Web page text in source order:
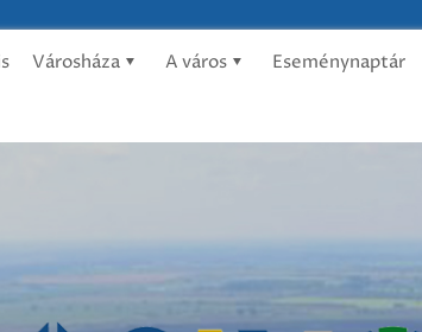
Városháza A város Eseménynaptár